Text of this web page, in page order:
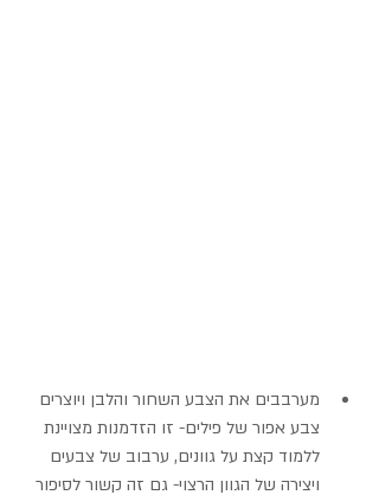
מערבבים את הצבע השחור והלבן ויוצרים
צבע אפור של פילים- זו הזדמנות מצויינת
ללמוד קצת על גוונים, ערבוב של צבעים
ויצירה של הגוון הרצוי- גם זה קשור לסיפור